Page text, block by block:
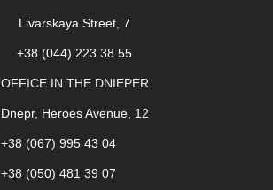
Livarskaya Street, 7
+38 (044) 223 38 55
OFFICE IN THE DNIEPER
Dnepr, Heroes Avenue, 12
+38 (067) 995 43 04
+38 (050) 481 39 07